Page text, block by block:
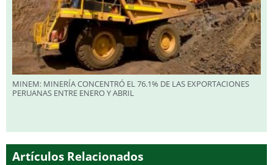
MINEM: MINERÍA CONCENTRÓ EL 76.1% DE LAS EXPORTACIONES
PERUANAS ENTRE ENERO Y ABRIL
Artículos Relacionados